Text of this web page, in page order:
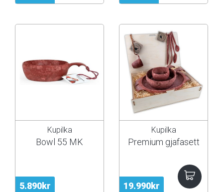
5.890kr
Kupilka
Bowl 55 MK
19.990kr
Kupilka
Premium gjafasett